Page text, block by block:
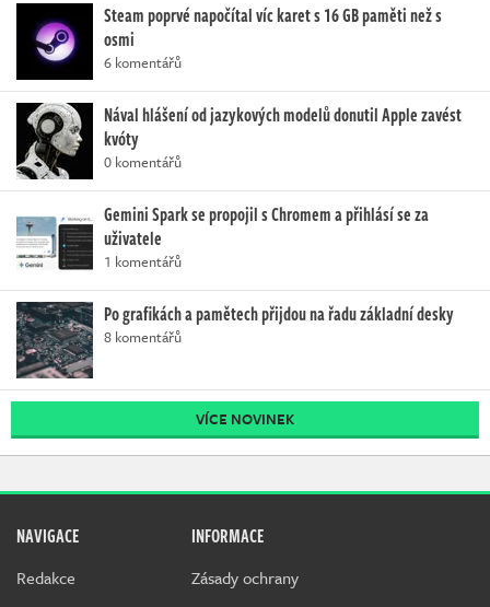
Steam poprvé napočítal víc karet s 16 GB paměti než s
osmi
6 komentářů
Nával hlášení od jazykových modelů donutil Apple zavést
kvóty
0 komentářů
Gemini Spark se propojil s Chromem a přihlásí se za
uživatele
1 komentářů
Po grafikách a pamětech přijdou na řadu základní desky
8 komentářů
VÍCE NOVINEK
NAVIGACE
Redakce
INFORMACE
Zásady ochrany